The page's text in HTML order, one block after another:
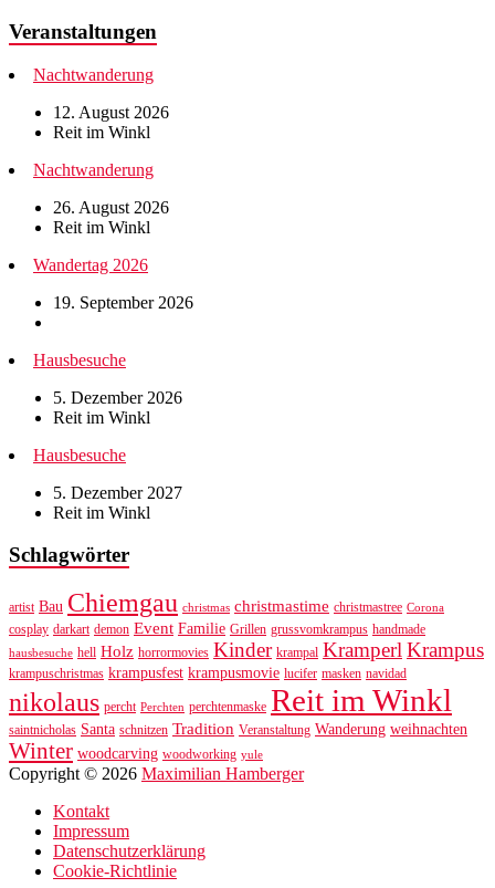
Veranstaltungen
Nachtwanderung
12. August 2026
Reit im Winkl
Nachtwanderung
26. August 2026
Reit im Winkl
Wandertag 2026
19. September 2026
Hausbesuche
5. Dezember 2026
Reit im Winkl
Hausbesuche
5. Dezember 2027
Reit im Winkl
Schlagwörter
artist Bau Chiemgau christmas christmastime christmastree Corona
cosplay darkart demon Event Familie Grillen grussvomkrampus handmade
hausbesuche hell Holz horrormovies Kinder krampal Kramperl Krampus
krampuschristmas krampusfest krampusmovie lucifer masken navidad
nikolaus percht Perchten perchtenmaske Reit im Winkl
saintnicholas Santa schnitzen Tradition Veranstaltung Wanderung weihnachten
Winter woodcarving woodworking yule
Copyright © 2026 Maximilian Hamberger
Kontakt
Impressum
Datenschutzerklärung
Cookie-Richtlinie